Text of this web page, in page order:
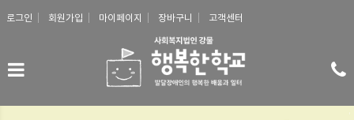
로그인 회원가입 마이페이지 장바구니 고객센터